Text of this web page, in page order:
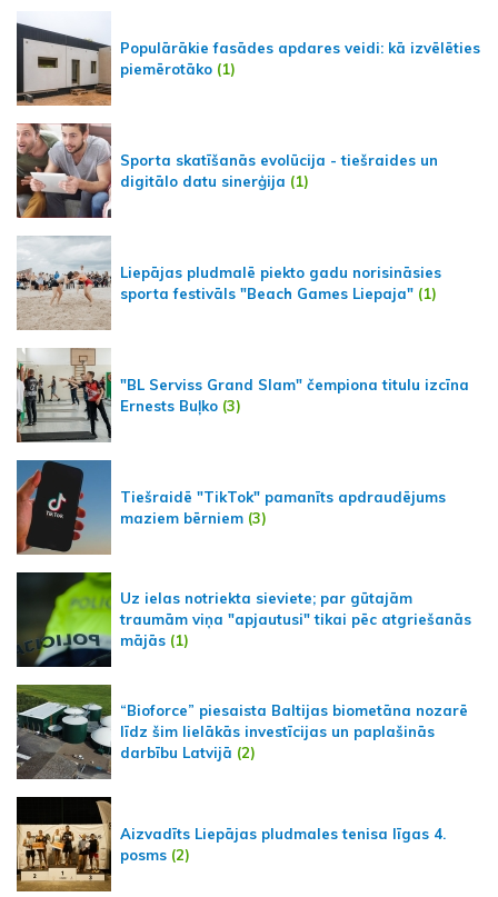
Populārākie fasādes apdares veidi: kā izvēlēties
piemērotāko (1)
Sporta skatīšanās evolūcija - tiešraides un
digitālo datu sinerģija (1)
Liepājas pludmalē piekto gadu norisināsies
sporta festivāls "Beach Games Liepaja" (1)
"BL Serviss Grand Slam" čempiona titulu izcīna
Ernests Buļko (3)
Tiešraidē "TikTok" pamanīts apdraudējums
maziem bērniem (3)
Uz ielas notriekta sieviete; par gūtajām
traumām viņa "apjautusi" tikai pēc atgriešanās
mājās (1)
“Bioforce” piesaista Baltijas biometāna nozarē
līdz šim lielākās investīcijas un paplašinās
darbību Latvijā (2)
Aizvadīts Liepājas pludmales tenisa līgas 4.
posms (2)